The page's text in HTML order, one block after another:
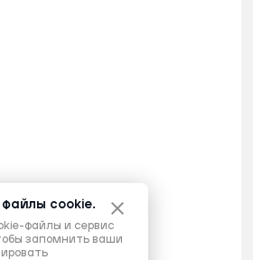
cookie.
файлы и сервис
запомнить ваши